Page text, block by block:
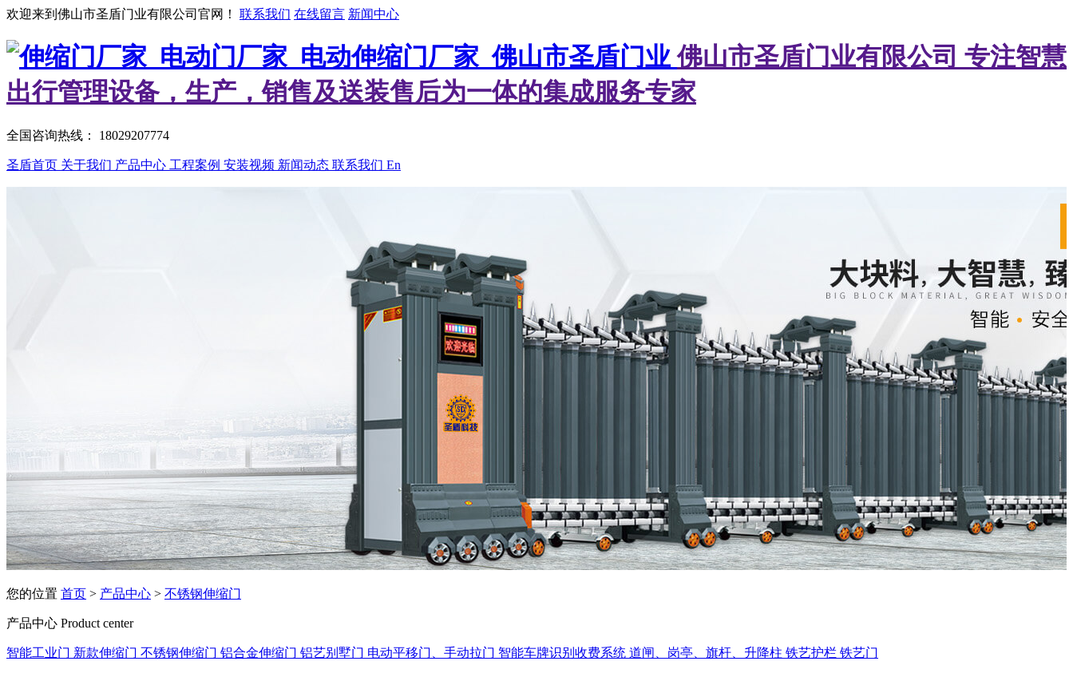
欢迎来到佛山市圣盾门业有限公司官网！ 联系我们 在线留言 新闻中心
佛山市圣盾门业有限公司 专注智慧
出行管理设备，生产，销售及送装售后为一体的集成服务专家
全国咨询热线： 18029207774
圣盾首页 关于我们 产品中心 工程案例 安装视频 新闻动态 联系我们 En
您的位置 首页 > 产品中心 > 不锈钢伸缩门
产品中心 Product center
智能工业门 新款伸缩门 不锈钢伸缩门 铝合金伸缩门 铝艺别墅门 电动平移门、手动拉门 智能车牌识别收费系统 道闸、岗亭、旗杆、升降柱 铁艺护栏 铁艺门